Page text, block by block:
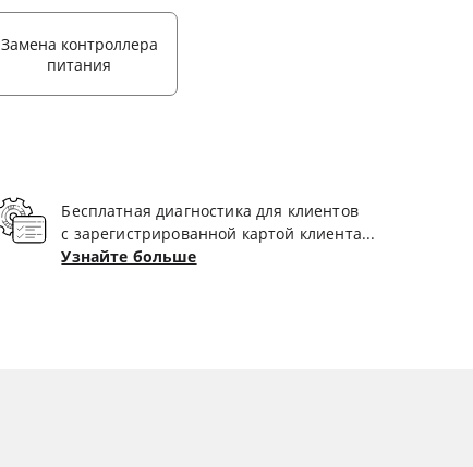
Замена контроллера
питания
Бесплатная диагностика для клиентов
с зарегистрированной картой клиента...
Узнайте больше